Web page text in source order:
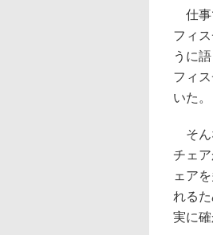
仕事
フィ
うに
フィ
いた。
そん
チェ
ェア
れる
実に確